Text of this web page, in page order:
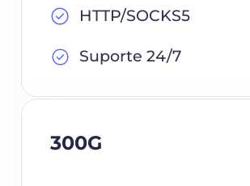
HTTP/SOCKS5
Suporte 24/7
300G